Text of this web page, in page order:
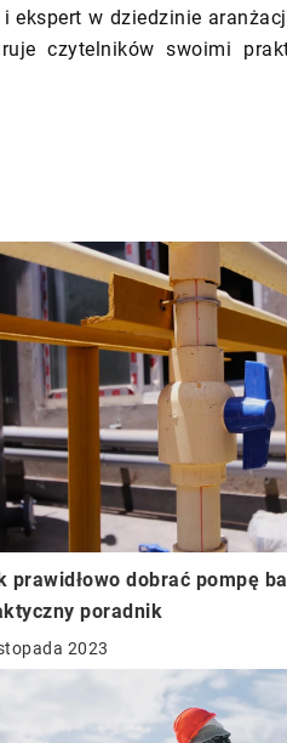
ekspert w dziedzinie
czytelników swoimi
prawidłowo dobrać pompę
poradnik
2023